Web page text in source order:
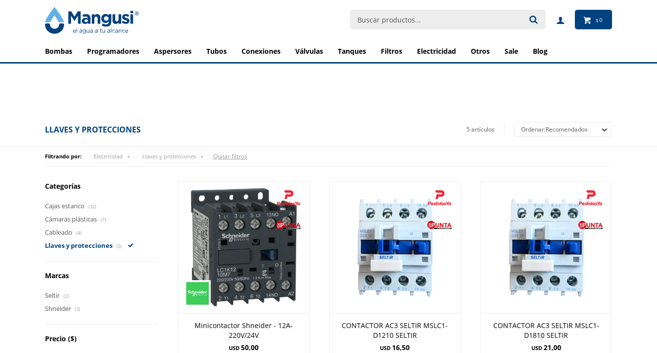
bombas programadores aspersores tubos conexiones válvulas tanques filtros electricidad otros sale blog
$0
LLAVES Y PROTECCIONES 5 artículos Recomendados
Filtrando por: Electricidad Llaves y protecciones Quitar filtros
Minicontactor Shneider - 12A-
220V/24V
USD 50,00
CONTACTOR AC3 SELTIR MSLC1-
D1210 SELTIR
USD 16,50
CONTACTOR AC3 SELTIR MSLC1-
D1810 SELTIR
USD 21,00
Categorías
Cajas estanco (32)
Cámaras plásticas (7)
Cableado (4)
Llaves y protecciones (5)
Marcas
Seltir (2)
Shneider (3)
Precio ($)